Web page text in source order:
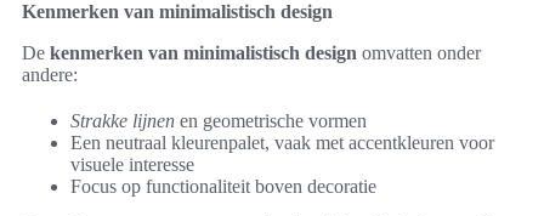
Kenmerken van minimalistisch design
De kenmerken van minimalistisch design omvatten onder
andere:
Strakke lijnen en geometrische vormen
Een neutraal kleurenpalet, vaak met accentkleuren voor
visuele interesse
Focus op functionaliteit boven decoratie